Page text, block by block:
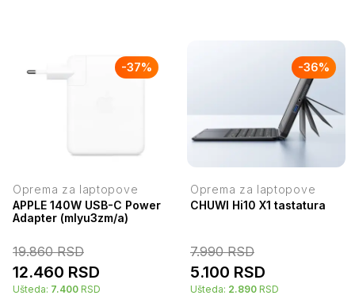
-37%
Oprema za laptopove
APPLE 140W USB-C Power
Adapter (mlyu3zm/a)
19.860RSD
12.460 RSD
Ušteda: 7.400 RSD
-36%
Oprema za laptopove
CHUWI Hi10 X1 tastatura
7.990RSD
5.100 RSD
Ušteda: 2.890 RSD